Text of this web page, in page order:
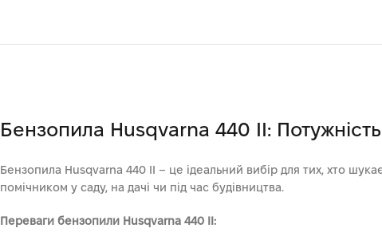
Бензопила Husqvarna 440 II:
Бензопила Husqvarna 440 II – це ідеальний вибір для тих, хто
помічником у саду, на дачі чи під час будівництва.
Переваги бензопили Husqvarna 440 II: